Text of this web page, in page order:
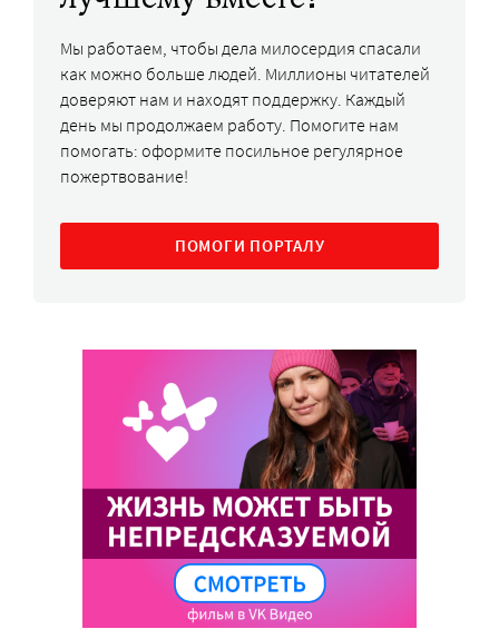
Мы работаем, чтобы дела милосердия спасали
как можно больше людей. Миллионы читателей
доверяют нам и находят поддержку. Каждый
день мы продолжаем работу. Помогите нам
помогать: оформите посильное регулярное
пожертвование!
ПОМОГИ ПОРТАЛУ